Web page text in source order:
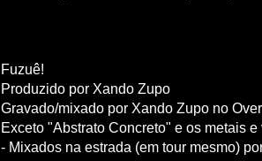
Fuzuê!
Produzido por Xando Zupo
Gravado/mixado por Xando Zupo no
Exceto "Abstrato Concreto" e os metais
- Mixados na estrada (em tour mesmo)